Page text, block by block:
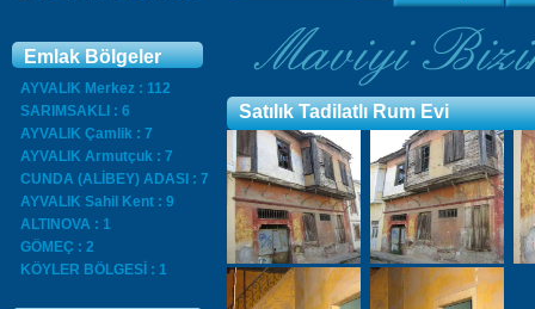
Emlak Bölgeler
AYVALIK Merkez : 112
SARIMSAKLI : 6
AYVALIK Çamlik : 7
AYVALIK Armutçuk : 7
CUNDA (ALİBEY) ADASI : 7
AYVALIK Sahil Kent : 9
ALTINOVA : 1
GÖMEÇ : 2
KÖYLER BÖLGESİ : 1
Satılık Tadilatlı Rum Evi